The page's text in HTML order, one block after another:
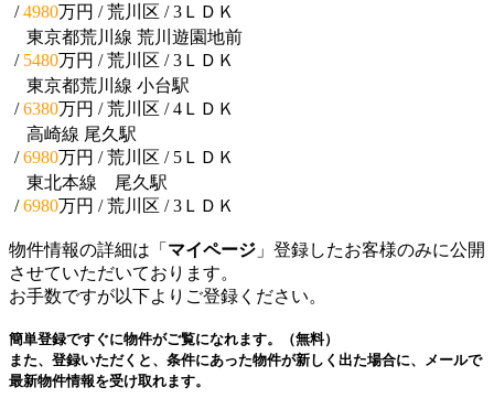
/4980万円 / 荒川区 / 3ＬＤＫ
東京都荒川線 荒川遊園地前
/ 5480万円 / 荒川区 / 3ＬＤＫ
東京都荒川線 小台駅
/6380万円 / 荒川区 / 4ＬＤＫ
高崎線 尾久駅
/6980万円 / 荒川区 / 5ＬＤＫ
東北本線 尾久駅
/6980万円 / 荒川区 / 3ＬＤＫ
物件情報の詳細は「 マイページ 」登録したお客様のみに公開
させていただいております。
お手数ですが以下よりご登録ください。
簡単登録ですぐに物件がご覧になれます。（無料）
また、登録いただくと、条件にあった物件が新しく出た場合に、メールで
最新物件情報を受け取れます。